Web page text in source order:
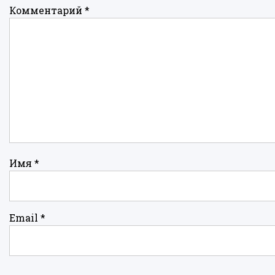
Комментарий *
Имя *
Email *